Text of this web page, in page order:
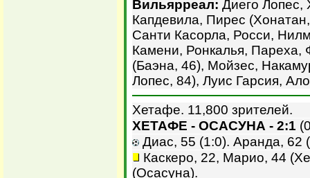
Вильярреал: Диего Лопес,
Капдевила, Пирес
Санти Касорла, Росси,
Камени, Ронкалья, Пареха,
(Баэна, 46), Мойзес,
Лопес, 84), Луис Гарсия,
Хетафе. 11,800 зрителей.
ХЕТАФЕ - ОСАСУНА - 2:1
Диас, 55 (1:0). Аранда, 62
Каскеро, 22, Марио, 44
(Осасуна).